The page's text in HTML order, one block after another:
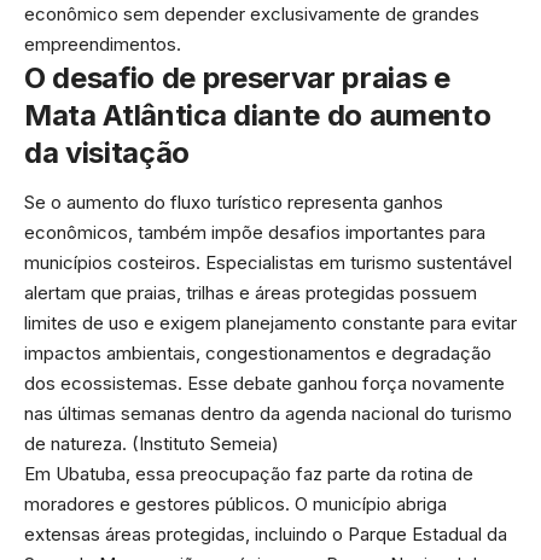
econômico sem depender exclusivamente de grandes
empreendimentos.
O desafio de preservar praias e
Mata Atlântica diante do aumento
da visitação
Se o aumento do fluxo turístico representa ganhos
econômicos, também impõe desafios importantes para
municípios costeiros. Especialistas em turismo sustentável
alertam que praias, trilhas e áreas protegidas possuem
limites de uso e exigem planejamento constante para evitar
impactos ambientais, congestionamentos e degradação
dos ecossistemas. Esse debate ganhou força novamente
nas últimas semanas dentro da agenda nacional do turismo
de natureza. (Instituto Semeia)
Em Ubatuba, essa preocupação faz parte da rotina de
moradores e gestores públicos. O município abriga
extensas áreas protegidas, incluindo o Parque Estadual da